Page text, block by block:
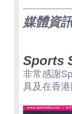
媒體資
Sports
非常感謝
具及在香港